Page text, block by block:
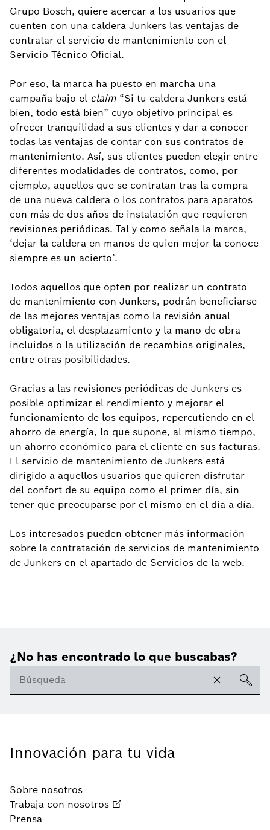
Grupo Bosch, quiere acercar a los usuarios que
cuenten con una caldera Junkers las ventajas de
contratar el servicio de mantenimiento con el
Servicio Técnico Oficial.
Por eso, la marca ha puesto en marcha una
campaña bajo el claim “Si tu caldera Junkers está
bien, todo está bien” cuyo objetivo principal es
ofrecer tranquilidad a sus clientes y dar a conocer
todas las ventajas de contar con sus contratos de
mantenimiento. Así, sus clientes pueden elegir entre
diferentes modalidades de contratos, como, por
ejemplo, aquellos que se contratan tras la compra
de una nueva caldera o los contratos para aparatos
con más de dos años de instalación que requieren
revisiones periódicas. Tal y como señala la marca,
‘dejar la caldera en manos de quien mejor la conoce
siempre es un acierto’.
Todos aquellos que opten por realizar un contrato
de mantenimiento con Junkers, podrán beneficiarse
de las mejores ventajas como la revisión anual
obligatoria, el desplazamiento y la mano de obra
incluidos o la utilización de recambios originales,
entre otras posibilidades.
Gracias a las revisiones periódicas de Junkers es
posible optimizar el rendimiento y mejorar el
funcionamiento de los equipos, repercutiendo en el
ahorro de energía, lo que supone, al mismo tiempo,
un ahorro económico para el cliente en sus facturas.
El servicio de mantenimiento de Junkers está
dirigido a aquellos usuarios que quieren disfrutar
del confort de su equipo como el primer día, sin
tener que preocuparse por el mismo en el día a día.
Los interesados pueden obtener más información
sobre la contratación de servicios de mantenimiento
de Junkers en el apartado de Servicios de la web.
¿No has encontrado lo que buscabas?
Innovación para tu vida
Sobre nosotros
Trabaja con nosotros
Prensa